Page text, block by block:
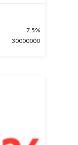
7.5%
30000000